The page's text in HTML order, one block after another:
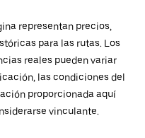
representan precios,
para las rutas. Los
reales pueden variar
las condiciones del
proporcionada aquí
vinculante.